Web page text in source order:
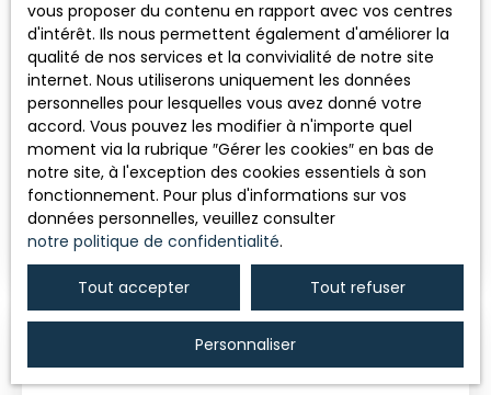
Surface min (m²)
Rechercher
Nous contacter
VILLA ANNA - 5 CHAMBRES - JARDIN -
PISCINE
7pièces 180m²
Cannes 06400
🌟 Bienvenue à la VILLA ANNA, belle propriété avec
jardin et piscine au coeur de Cannes. Ses vastes
baignés de lumière naturelle, offrant une
atmosphère agréable. La villa comprend 5
chambres pouvant accueillir jusqu'a 10 personnes,
4 salles d’eau, ainsi qu’un vaste jardin arboré avec
piscine pour des moments de détente inégalés. ❄️
vous proposer du contenu en rapport avec vos centres
d'intérêt. Ils nous permettent également d'améliorer la
qualité de nos services et la convivialité de notre site
internet. Nous utiliserons uniquement les données
personnelles pour lesquelles vous avez donné votre
accord. Vous pouvez les modifier à n'importe quel
moment via la rubrique ″Gérer les cookies″ en bas de
notre site, à l'exception des cookies essentiels à son
fonctionnement. Pour plus d'informations sur vos
données personnelles, veuillez consulter
notre politique de confidentialité.
Tout accepter Tout refuser
Personnaliser